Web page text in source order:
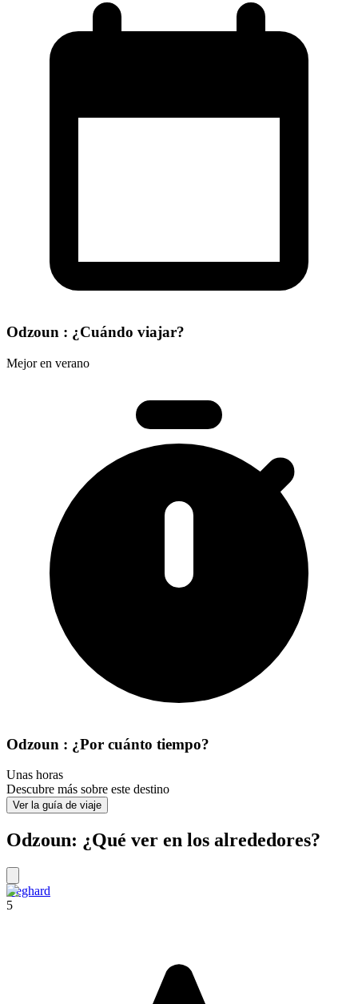
Odzoun : ¿Cuándo viajar?
Mejor en verano
Odzoun : ¿Por cuánto tiempo?
Unas horas
Descubre más sobre este destino
Ver la guía de viaje
Odzoun: ¿Qué ver en los alrededores?
Geghard
5